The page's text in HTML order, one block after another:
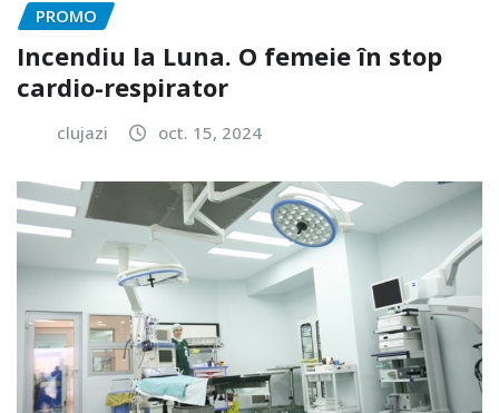
PROMO
Incendiu la Luna. O femeie în stop
cardio-respirator
clujazi oct. 15, 2024